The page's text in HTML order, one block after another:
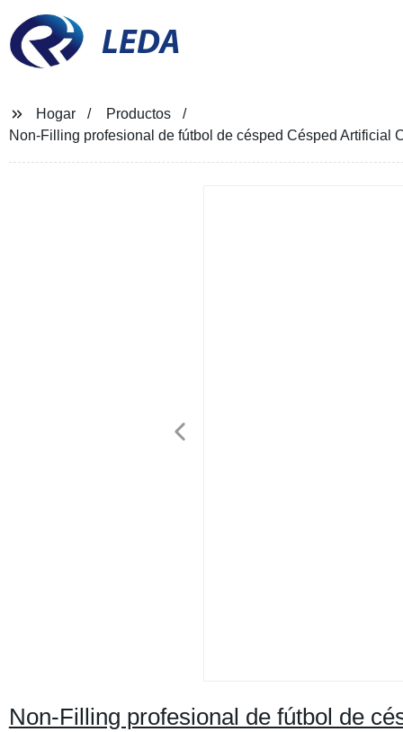
LEDA
Hogar
Productos
Non-Filling profesional de fútbol de césped Césped Artificial
Non-Filling profesional de fútbol de